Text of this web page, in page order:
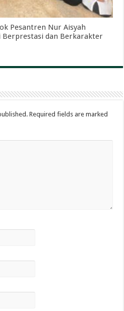
Pesantren Nur Aisyah
Berprestasi dan Berkarakter
Required fields are marked